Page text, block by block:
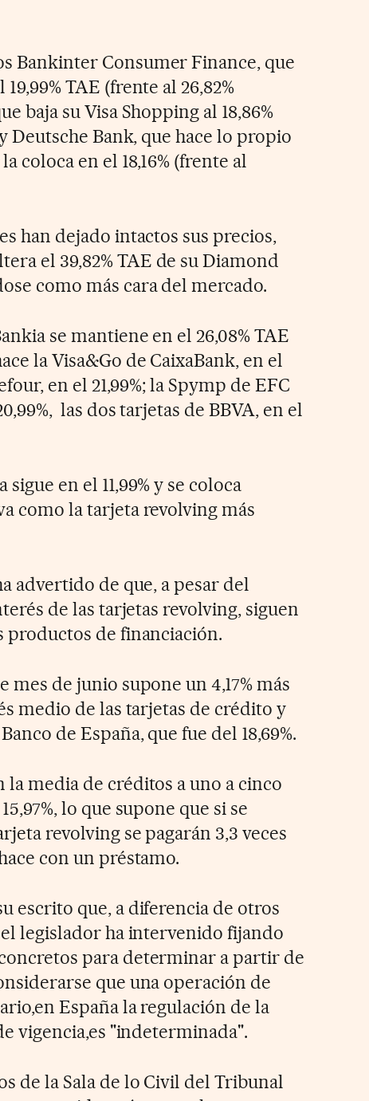
Bankinter Consumer Finance, que
TAE (frente al 26,82%
baja su Visa Shopping al 18,86%
Deutsche Bank, que hace lo propio
coloca en el 18,16% (frente al
han dejado intactos sus precios,
el 39,82% TAE de su Diamond
como más cara del mercado.
se mantiene en el 26,08% TAE
la Visa&Go de CaixaBank, en el
en el 21,99%; la Spymp de EFC
las dos tarjetas de BBVA, en el
en el 11,99% y se coloca
como la tarjeta revolving más
advertido de que, a pesar del
de las tarjetas revolving, siguen
productos de financiación.
mes de junio supone un 4,17% más
medio de las tarjetas de crédito y
de España, que fue del 18,69%.
la media de créditos a uno a cinco
lo que supone que si se
revolving se pagarán 3,3 veces
con un préstamo.
escrito que, a diferencia de otros
legislador ha intervenido fijando
para determinar a partir de
que una operación de
España la regulación de la
vigencia,es "indeterminada".
de la Sala de lo Civil del Tribunal